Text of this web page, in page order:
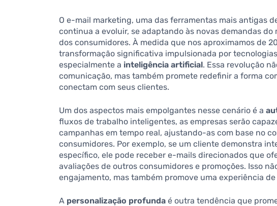
O e-mail marketing, uma das ferramentas mais antigas
continua a evoluir, se adaptando às novas demandas
dos consumidores. À medida que nos aproximamos de
transformação significativa impulsionada por
especialmente a inteligência artificial. Essa revolução
comunicação, mas também promete redefinir a forma
conectam com seus clientes.
Um dos aspectos mais empolgantes nesse cenário é a
fluxos de trabalho inteligentes, as empresas serão
campanhas em tempo real, ajustando-as com base no
consumidores. Por exemplo, se um cliente demonstra
específico, ele pode receber e-mails direcionados que
avaliações de outros consumidores e promoções. Isso
engajamento, mas também promove uma experiência
A personalização profunda é outra tendência que